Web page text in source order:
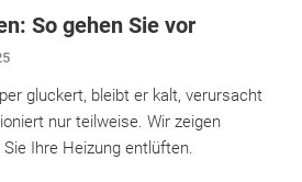
So gehen Sie vor
gluckert, bleibt er kalt, verursacht
nur teilweise. Wir zeigen
Ihre Heizung entlüften.